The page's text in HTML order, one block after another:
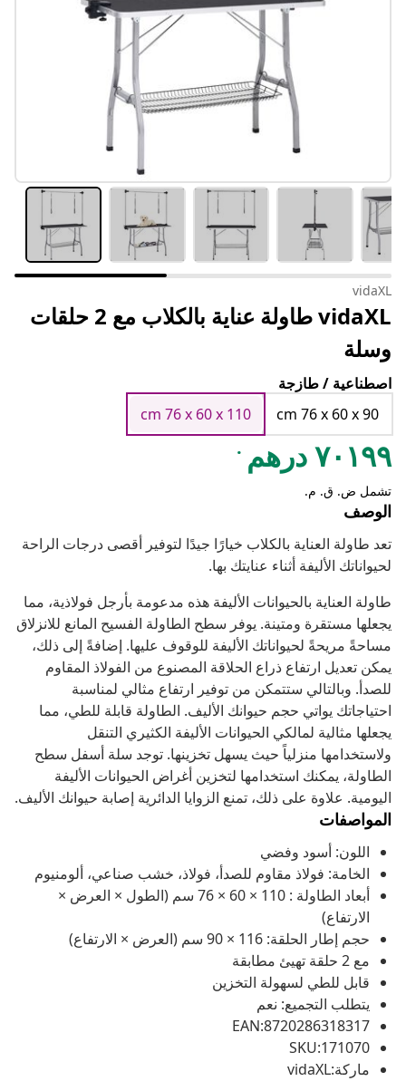
vidaXL
vidaXL طاولة عناية بالكلاب مع 2 حلقات
وسلة
اصطناعية / طازجة
cm 76 x 60 x 90
cm 76 x 60 x 110
٧٠١٩٩ درهم .
تشمل ض. ق. م.
الوصف
تعد طاولة العناية بالكلاب خيارًا جيدًا لتوفير أقصى درجات الراحة
لحيواناتك الأليفة أثناء عنايتك بها.
طاولة العناية بالحيوانات الأليفة هذه مدعومة بأرجل فولاذية، مما
يجعلها مستقرة ومتينة. يوفر سطح الطاولة الفسيح المانع للانزلاق
مساحةً مريحةً لحيواناتك الأليفة للوقوف عليها. إضافةً إلى ذلك،
يمكن تعديل ارتفاع ذراع الحلاقة المصنوع من الفولاذ المقاوم
للصدأ. وبالتالي ستتمكن من توفير ارتفاع مثالي لمناسبة
احتياجاتك يواتي حجم حيوانك الأليف. الطاولة قابلة للطي، مما
يجعلها مثالية لمالكي الحيوانات الأليفة الكثيري التنقل
ولاستخدامها منزلياً حيث يسهل تخزينها. توجد سلة أسفل سطح
الطاولة، يمكنك استخدامها لتخزين أغراض الحيوانات الأليفة
اليومية. علاوة على ذلك، تمنع الزوايا الدائرية إصابة حيوانك الأليف.
المواصفات
اللون: أسود وفضي
الخامة: فولاذ مقاوم للصدأ، فولاذ، خشب صناعي، ألومنيوم
أبعاد الطاولة : 110 × 60 × 76 سم (الطول × العرض ×
الارتفاع)
حجم إطار الحلقة: 116 × 90 سم (العرض × الارتفاع)
مع 2 حلقة تهيئ مطابقة
قابل للطي لسهولة التخزين
يتطلب التجميع: نعم
EAN:8720286318317
SKU:171070
ماركة:vidaXL